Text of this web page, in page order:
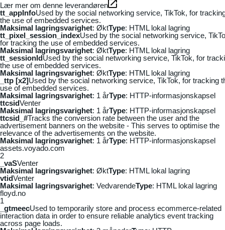
Lær mer om denne leverandøren
tt_appInfoUsed by the social networking service, TikTok, for
the use of embedded services.
Maksimal lagringsvarighet: ØktType: HTML lokal lagring
tt_pixel_session_indexUsed by the social networking service,
for tracking the use of embedded services.
Maksimal lagringsvarighet: ØktType: HTML lokal lagring
tt_sessionIdUsed by the social networking service, TikTok, for
the use of embedded services.
Maksimal lagringsvarighet: ØktType: HTML lokal lagring
_ttp [x2]Used by the social networking service, TikTok, for tracking
use of embedded services.
Maksimal lagringsvarighet: 1 årType: HTTP-informasjonskapsel
ttcsidVenter
Maksimal lagringsvarighet: 1 årType: HTTP-informasjonskapsel
ttcsid_#Tracks the conversion rate between the user and the
advertisement banners on the website - This serves to optimise the
relevance of the advertisements on the website.
Maksimal lagringsvarighet: 1 årType: HTTP-informasjonskapsel
assets.voyado.com
2
_vaSVenter
Maksimal lagringsvarighet: ØktType: HTML lokal lagring
vtidVenter
Maksimal lagringsvarighet: VedvarendeType: HTML lokal lagring
floyd.no
1
_gtmeecUsed to temporarily store and process ecommerce-related
interaction data in order to ensure reliable analytics event tracking
across page loads.